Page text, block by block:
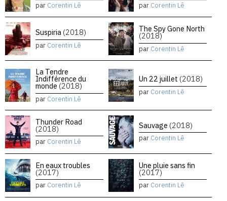
par Corentin Lê par Corentin Lê
Suspiria (2018)
par Corentin Lê
The Spy Gone North
(2018)
par Corentin Lê
La Tendre
Indifférence du
monde (2018)
par Corentin Lê
Un 22 juillet (2018)
par Corentin Lê
Thunder Road
(2018)
par Corentin Lê
Sauvage (2018)
par Corentin Lê
En eaux troubles
(2017)
par Corentin Lê
Une pluie sans fin
(2017)
par Corentin Lê